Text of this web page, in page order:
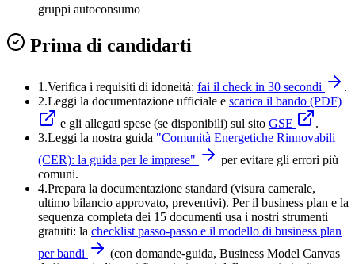
gruppi autoconsumo
Prima di candidarti
1.Verifica i requisiti di idoneità: fai il check in 30 secondi
.
2.Leggi la documentazione ufficiale e scarica il bando (PDF)
e gli allegati spese (se disponibili) sul sito GSE
.
3.Leggi la nostra guida "Comunità Energetiche Rinnovabili
(CER): la guida per le imprese"
per evitare gli errori più
comuni.
4.Prepara la documentazione standard (visura camerale,
ultimo bilancio approvato, preventivi). Per il business plan e la
sequenza completa dei 15 documenti usa i nostri strumenti
gratuiti: la checklist passo-passo e il modello di business plan
per bandi
(con domande-guida, Business Model Canvas